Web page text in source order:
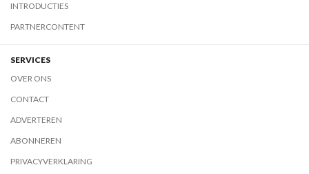
INTRODUCTIES
PARTNERCONTENT
SERVICES
OVER ONS
CONTACT
ADVERTEREN
ABONNEREN
PRIVACYVERKLARING